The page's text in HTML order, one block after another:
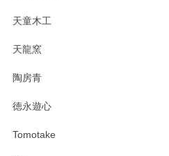
天童木工
天龍窯
陶房青
徳永遊心
Tomotake